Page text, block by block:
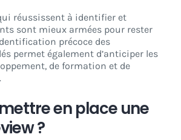
réussissent à identifier et
sont mieux armées pour rester
précoce des
permet également d’anticiper les
de formation et de
en place une
?